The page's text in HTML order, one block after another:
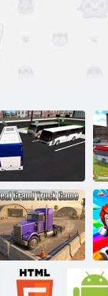
Bussiparkimine
3D